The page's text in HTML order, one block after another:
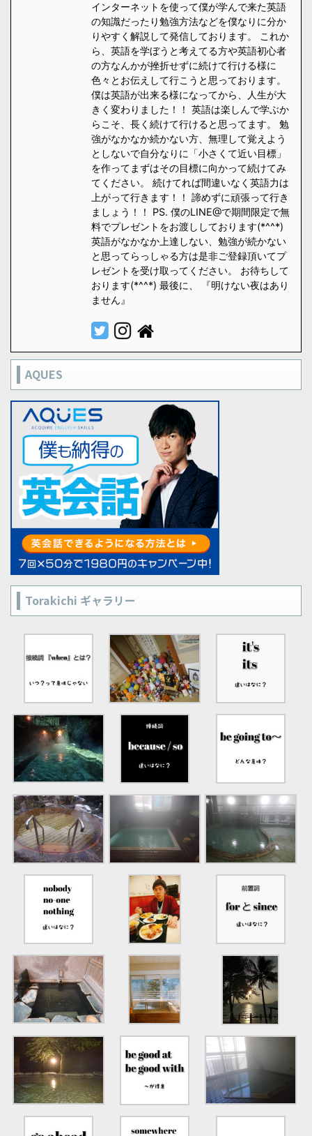
インターネットを使って僕が学んで来た英語
の知識だったり勉強方法などを僕なりに分か
りやすく解説して発信しております。 これか
ら、英語を学ぼうと考えてる方や英語初心者
の方なんかが挫折せずに続けて行ける様に
色々とお伝えして行こうと思っております。
僕は英語が出来る様になってから、人生が大
きく変わりました！！ 英語は楽しんで学ぶか
らこそ、長く続けて行けると思ってます。 勉
強がなかなか続かない方、無理して覚えよう
としないで自分なりに「小さくて近い目標」
を作ってまずはその目標に向かって続けてみ
てください。 続けてれば間違いなく英語力は
上がって行きます！！ 諦めずに頑張って行き
ましょう！！ PS. 僕のLINE@で期間限定で無
料でプレゼントをお渡ししております(*^^*)
英語がなかなか上達しない、勉強が続かない
と思ってらっしゃる方は是非ご登録頂いてプ
レゼントを受け取ってください。 お待ちして
おります(*^^*) 最後に、 『明けない夜はあり
ません』
AQUES
Torakichi ギャラリー